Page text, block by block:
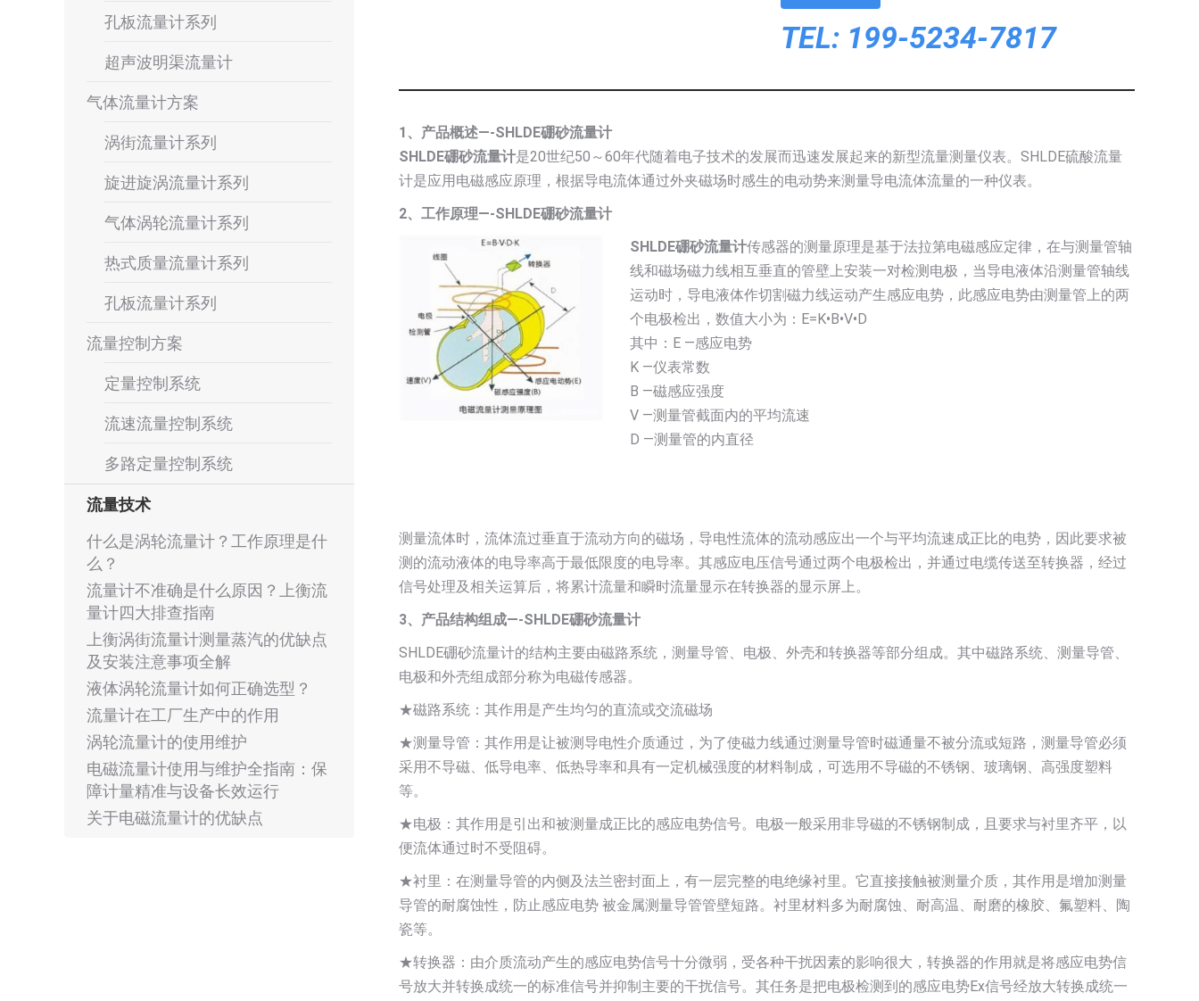
TEL: 199-5234-7817
1、产品概述—-SHLDE硼砂流量计
SHLDE硼砂流量计是20世纪50～60年代随着电子技术的发展而迅速发展起来的新型流量测量仪表。SHLDE硫酸流量
计是应用电磁感应原理，根据导电流体通过外夹磁场时感生的电动势来测量导电流体流量的一种仪表。
2、工作原理—-SHLDE硼砂流量计
SHLDE硼砂流量计传感器的测量原理是基于法拉第电磁感应定律，在与测量管轴
线和磁场磁力线相互垂直的管壁上安装一对检测电极，当导电液体沿测量管轴线
运动时，导电液体作切割磁力线运动产生感应电势，此感应电势由测量管上的两
个电极检出，数值大小为：E=K•B•V•D
其中：E —感应电势
K —仪表常数
B —磁感应强度
V —测量管截面内的平均流速
D —测量管的内直径
测量流体时，流体流过垂直于流动方向的磁场，导电性流体的流动感应出一个与平均流速成正比的电势，因此要求被
测的流动液体的电导率高于最低限度的电导率。其感应电压信号通过两个电极检出，并通过电缆传送至转换器，经过
信号处理及相关运算后，将累计流量和瞬时流量显示在转换器的显示屏上。
3、产品结构组成—-SHLDE硼砂流量计
SHLDE硼砂流量计的结构主要由磁路系统，测量导管、电极、外壳和转换器等部分组成。其中磁路系统、测量导管、
电极和外壳组成部分称为电磁传感器。
★磁路系统：其作用是产生均匀的直流或交流磁场
★测量导管：其作用是让被测导电性介质通过，为了使磁力线通过测量导管时磁通量不被分流或短路，测量导管必须
采用不导磁、低导电率、低热导率和具有一定机械强度的材料制成，可选用不导磁的不锈钢、玻璃钢、高强度塑料
等。
★电极：其作用是引出和被测量成正比的感应电势信号。电极一般采用非导磁的不锈钢制成，且要求与衬里齐平，以
便流体通过时不受阻碍。
★衬里：在测量导管的内侧及法兰密封面上，有一层完整的电绝缘衬里。它直接接触被测量介质，其作用是增加测量
导管的耐腐蚀性，防止感应电势 被金属测量导管管壁短路。衬里材料多为耐腐蚀、耐高温、耐磨的橡胶、氟塑料、陶
瓷等。
★转换器：由介质流动产生的感应电势信号十分微弱，受各种干扰因素的影响很大，转换器的作用就是将感应电势信
号放大并转换成统一的标准信号并抑制主要的干扰信号。其任务是把电极检测到的感应电势Ex信号经放大转换成统一
孔板流量计系列
超声波明渠流量计
气体流量计方案
涡街流量计系列
旋进旋涡流量计系列
气体涡轮流量计系列
热式质量流量计系列
孔板流量计系列
流量控制方案
定量控制系统
流速流量控制系统
多路定量控制系统
流量技术
什么是涡轮流量计？工作原理是什
么？
流量计不准确是什么原因？上衡流
量计四大排查指南
上衡涡街流量计测量蒸汽的优缺点
及安装注意事项全解
液体涡轮流量计如何正确选型？
流量计在工厂生产中的作用
涡轮流量计的使用维护
电磁流量计使用与维护全指南：保
障计量精准与设备长效运行
关于电磁流量计的优缺点